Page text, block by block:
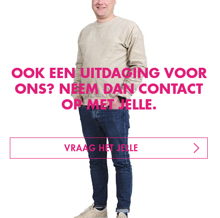
OOK EEN UITDAGING VOOR
ONS? NEEM DAN CONTACT
OP MET JELLE.
VRAAG HET JELLE